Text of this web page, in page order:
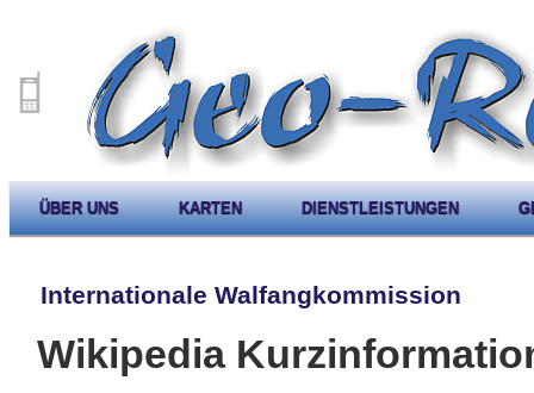
ÜBER UNS KARTEN DIENSTLEISTUNGEN
Internationale Walfangkommission
Wikipedia